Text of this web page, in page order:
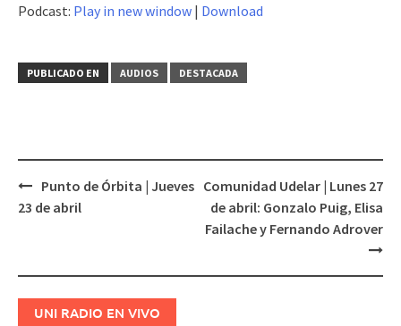
audio
Podcast: Play in new window | Download
PUBLICADO EN AUDIOS DESTACADA
Navegación
Punto de Órbita | Jueves
23 de abril
Comunidad Udelar | Lunes 27
de abril: Gonzalo Puig, Elisa
Failache y Fernando Adrover
UNI RADIO EN VIVO